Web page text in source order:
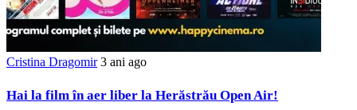
Cristina Dragomir 3 ani ago
Hai la film în aer liber la Herăstrău Open Air!